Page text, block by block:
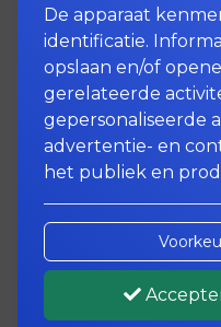
Algemene
Beloningsbeleid
Privacy verklaring
De apparaat
identificatie.
opslaan en/of
gerelateerde
gepersonaliseerde
advertentie- en
het publiek en